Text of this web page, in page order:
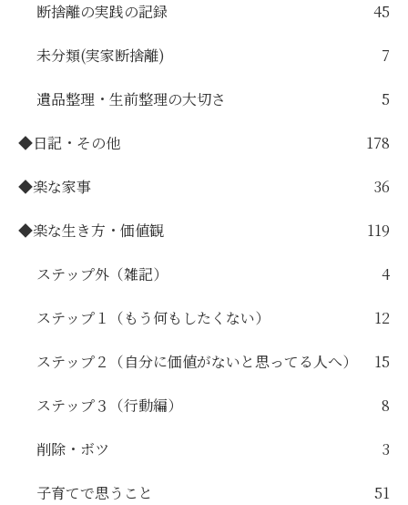
断捨離の実践の記録 45
未分類(実家断捨離) 7
遺品整理・生前整理の大切さ 5
◆日記・その他 178
◆楽な家事 36
◆楽な生き方・価値観 119
ステップ外（雑記） 4
ステップ１（もう何もしたくない） 12
ステップ２（自分に価値がないと思ってる人へ） 15
ステップ３（行動編） 8
削除・ボツ 3
子育てで思うこと 51